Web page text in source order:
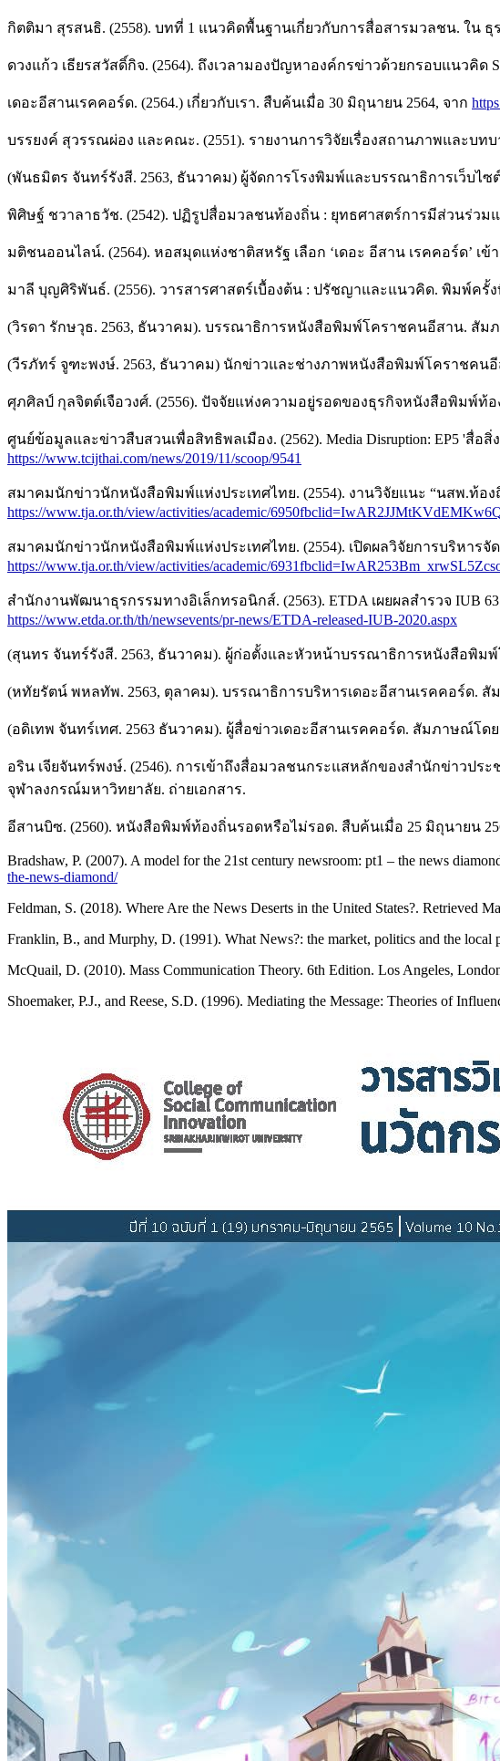
กิตติมา สุรสนธิ. (2558). บทที่ 1 แนวคิดพื้นฐานเกี่ยวกับการสื่อสารมวลชน. ใน
ดวงแก้ว เธียรสวัสดิ์กิจ. (2564). ถึงเวลามองปัญหาองค์กรข่าวด้วยกรอบแนวคิด
เดอะอีสานเรคคอร์ด. (2564.) เกี่ยวกับเรา. สืบค้นเมื่อ 30 มิถุนายน 2564, จาก
บรรยงค์ สุวรรณผ่อง และคณะ. (2551). รายงานการวิจัยเรื่องสถานภาพและ
(พันธมิตร จันทร์รังสี. 2563, ธันวาคม) ผู้จัดการโรงพิมพ์และบรรณาธิการเว็บ
พิศิษฐ์ ชวาลาธวัช. (2542). ปฏิรูปสื่อมวลชนท้องถิ่น : ยุทธศาสตร์การมีส่วนร่ว
มติชนออนไลน์. (2564). หอสมุดแห่งชาติสหรัฐ เลือก ‘เดอะ อีสาน เรคคอร์ด’ เ
มาลี บุญศิริพันธ์. (2556). วารสารศาสตร์เบื้องต้น : ปรัชญาและแนวคิด. พิมพ์ครั้
(วิรดา รักษวุธ. 2563, ธันวาคม). บรรณาธิการหนังสือพิมพ์โคราชคนอีสาน. สั
(วีรภัทร์ จูฑะพงษ์. 2563, ธันวาคม) นักข่าวและช่างภาพหนังสือพิมพ์โคราชค
ศุภศิลป์ กุลจิตต์เจือวงศ์. (2556). ปัจจัยแห่งความอยู่รอดของธุรกิจหนังสือพิมพ์ท้อง
ศูนย์ข้อมูลและข่าวสืบสวนเพื่อสิทธิพลเมือง. (2562). Media Disruption: EP5 'สื่
https://www.tcijthai.com/news/2019/11/scoop/9541
สมาคมนักข่าวนักหนังสือพิมพ์แห่งประเทศไทย. (2554). งานวิจัยแนะ “นสพ.ท้อ
https://www.tja.or.th/view/activities/academic/
สมาคมนักข่าวนักหนังสือพิมพ์แห่งประเทศไทย. (2554). เปิดผลวิจัยการบริหาร
https://www.tja.or.th/view/activities/academic/
สำนักงานพัฒนาธุรกรรมทางอิเล็กทรอนิกส์. (2563). ETDA เผยผลสำรวจ IUB
https://www.etda.or.th/th/newsevents/pr-news/ETDA-released-IUB-2020.aspx
(สุนทร จันทร์รังสี. 2563, ธันวาคม). ผู้ก่อตั้งและหัวหน้าบรรณาธิการหนังสือพิ
(หทัยรัตน์ พหลทัพ. 2563, ตุลาคม). บรรณาธิการบริหารเดอะอีสานเรคคอร์ด.
(อดิเทพ จันทร์เทศ. 2563 ธันวาคม). ผู้สื่อข่าวเดอะอีสานเรคคอร์ด. สัมภาษณ์โ
อริน เจียจันทร์พงษ์. (2546). การเข้าถึงสื่อมวลชนกระแสหลักของสำนักข่าว
จุฬาลงกรณ์มหาวิทยาลัย. ถ่ายเอกสาร.
อีสานบิซ. (2560). หนังสือพิมพ์ท้องถิ่นรอดหรือไม่รอด. สืบค้นเมื่อ 25 มิถุนายน
Bradshaw, P. (2007). A model for the 21st century newsroom: pt1 – the news
the-news-diamond/
Feldman, S. (2018). Where Are the News Deserts in the United States?. Retrieved
Franklin, B., and Murphy, D. (1991). What News?: the market, politics and the local
McQuail, D. (2010). Mass Communication Theory. 6th Edition. Los Angeles,
Shoemaker, P.J., and Reese, S.D. (1996). Mediating the Message: Theories of